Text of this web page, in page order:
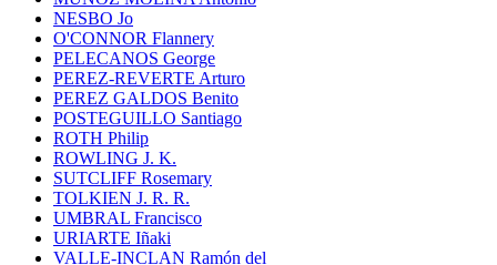
NESBO Jo
O'CONNOR Flannery
PELECANOS George
PEREZ-REVERTE Arturo
PEREZ GALDOS Benito
POSTEGUILLO Santiago
ROTH Philip
ROWLING J. K.
SUTCLIFF Rosemary
TOLKIEN J. R. R.
UMBRAL Francisco
URIARTE Iñaki
VALLE-INCLAN Ramón del